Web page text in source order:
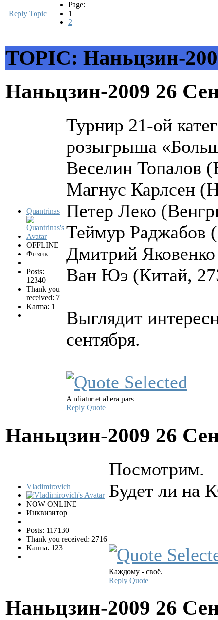
Reply Topic
Page:
1
2
TOPIC: Наньцзин-
Наньцзин-2009 26
Quantrinas
OFFLINE
Физик
Posts:
12340
Thank you
received: 7
Karma: 1
Турнир 21-ой
розыгрыша
Веселин Топалов
Магнус Карлсен
Петер Леко
Теймур Раджабов
Дмитрий
Ван Юэ (Китай,
Выглядит
сентября.
Audiatur et altera pars
Reply Quote
Наньцзин-2009 26
Vladimirovich
NOW ONLINE
Инквизитор
Posts: 117130
Thank you received: 2716
Karma: 123
Посмотрим.
Будет ли на
Каждому - своё.
Reply Quote
Наньцзин-2009 26